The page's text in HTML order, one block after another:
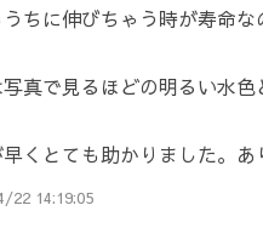
ちに伸びちゃう時が寿命
真で見るほどの明るい水
くとても助かりました。あ
22 14:19:05